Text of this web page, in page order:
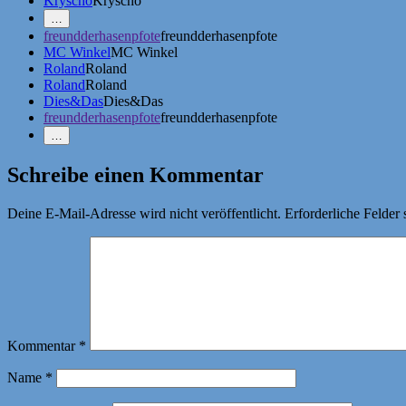
…
Erwähnungen
zeigen
freundderhasenpfotefreundderhasenpfote
MC WinkelMC Winkel
RolandRoland
RolandRoland
Dies&DasDies&Das
freundderhasenpfotefreundderhasenpfote
…
Erwähnungen
Schreibe einen Kommentar
Deine E-Mail-Adresse wird nicht veröffentlicht. Erforderliche Felder
Kommentar *
Name *